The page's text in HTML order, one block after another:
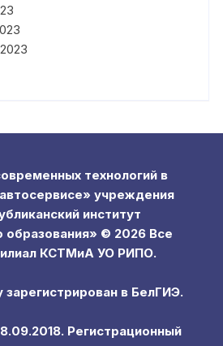
технологий в
учреждения
институт
образования» © 2026 Все
КСТМиА УО РИПО.
в БелГИЭ.
Регистрационный